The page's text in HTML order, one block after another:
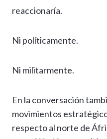
reaccionaría.
Ni políticamente.
Ni militarmente.
En la conversación
movimientos
respecto al norte de